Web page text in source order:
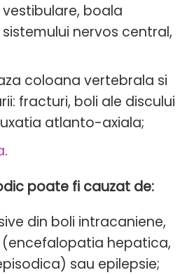
boala
nervos central,
coloana vertebrala si
fracturi, boli ale discului
atlanto-axiala;
.
poate fi cauzat de:
din boli intracaniene,
hepatica,
sau epilepsie;